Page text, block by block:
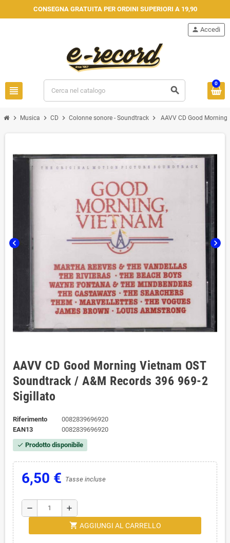
CONSEGNA GRATUITA PER ORDINI SUPERIORI A 19,90
view_headline search
person Accedi
0
chevron_right Musica chevron_right CD chevron_right Colonne sonore - Soundtrack chevron_right AAVV CD Good
chevron_left chevron_right
AAVV CD Good Morning Vietnam OST
Soundtrack / A&M Records ‎396 969-2
Sigillato
Riferimento
0082839696920
EAN13
0082839696920
check Prodotto disponibile
6,50 € Tasse incluse
remove add
shopping_cart AGGIUNGI AL CARRELLO